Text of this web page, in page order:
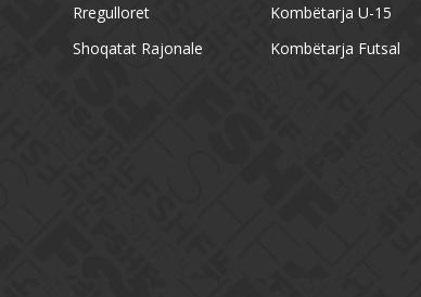
Rregulloret
Shoqatat Rajonale
Kombëtarja U-15
Kombëtarja Futsal